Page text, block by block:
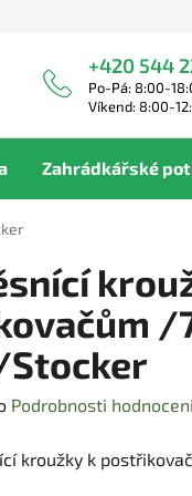
+420 544
Po-Pá: 8:00-
Víkend: 8:00-
Zahrádkářské
/
Podrobnosti
kroužky k